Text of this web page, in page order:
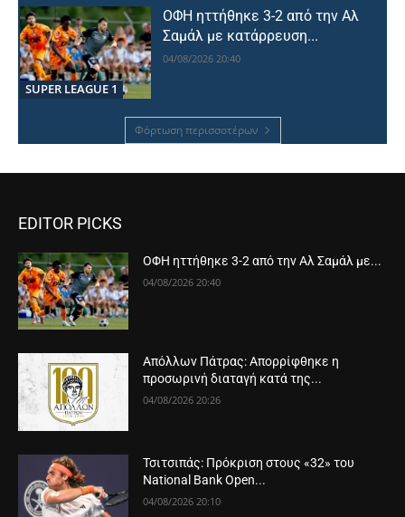
SUPER LEAGUE 1
ΟΦΗ ηττήθηκε 3-2 από την Αλ
Σαμάλ με κατάρρευση...
04/08/2026 20:40
Φόρτωση περισσοτέρων
EDITOR PICKS
ΟΦΗ ηττήθηκε 3-2 από την Αλ Σαμάλ με...
04/08/2026 20:40
Απόλλων Πάτρας: Απορρίφθηκε η
προσωρινή διαταγή κατά της...
04/08/2026 20:26
Τσιτσιπάς: Πρόκριση στους «32» του
National Bank Open...
04/08/2026 20:10